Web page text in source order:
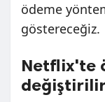
ödeme
göstereceğiz.
Netflix'te